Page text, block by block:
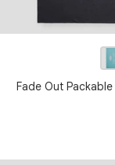
מגבת חוף - Fade Out Packable